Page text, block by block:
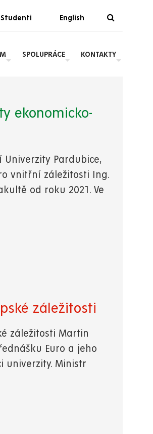
Studenti English
SPOLUPRÁCE KONTAKTY
ekonomicko-
Univerzity Pardubice,
vnitřní záležitosti Ing.
od roku 2021. Ve
záležitosti
záležitosti Martin
Euro a jeho
univerzity. Ministr